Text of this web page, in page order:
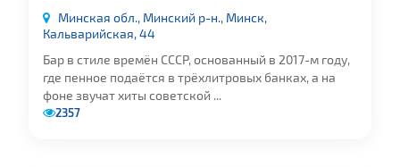
Минская обл., Минский р-н., Минск,
Кальварийская, 44
Бар в стиле времён СССР, основанный в 2017-м году,
где пенное подаётся в трёхлитровых банках, а на
фоне звучат хиты советской ...
2357